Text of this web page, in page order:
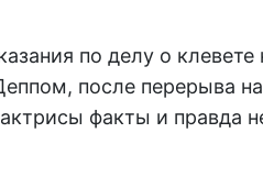
по делу о
после перерыва
факты и правда